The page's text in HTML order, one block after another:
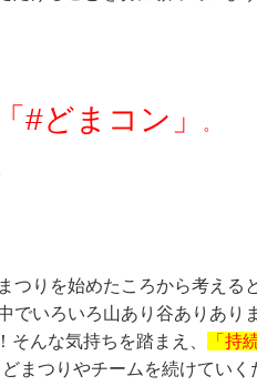
「#どまコン」 。
つりを始めたころから考える
でいろいろ山あり谷ありあり
んな気持ちを踏まえ、
「持
まつりやチームを続けてい